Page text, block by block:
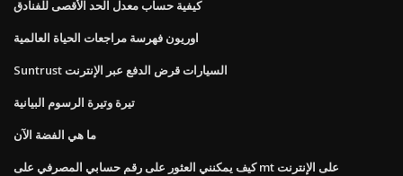
كيفية حساب معدل الحد الأقصى للفنادق
اوريون فهرسة مراجعات الحياة العالمية
Suntrust السيارات قرض الدفع عبر الإنترنت
تيرة وتيرة الرسوم البيانية
ما هي الفضة الآن
كيف يمكنني العثور على رقم حسابي المصرفي على mt على الإنترنت